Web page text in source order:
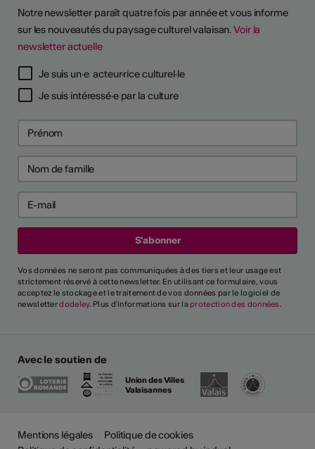
Notre newsletter paraît quatre fois par année et vous informe
sur les nouveautés du paysage culturel valaisan.Voir la
newsletter actuelle
Je suis un·e acteur·rice culturel·le
Je suis intéressé·e par la culture
Vos données ne seront pas communiquées à des tiers et leur usage est
strictement réservé à cette newsletter. En utilisant ce formulaire, vous
acceptez le stockage et le traitement de vos données par le logiciel de
newsletterdodeley. Plus d'informations sur la protection des données.
Avec le soutien de
Union des Villes
Valaisannes
Mentions légales
Politique de cookies